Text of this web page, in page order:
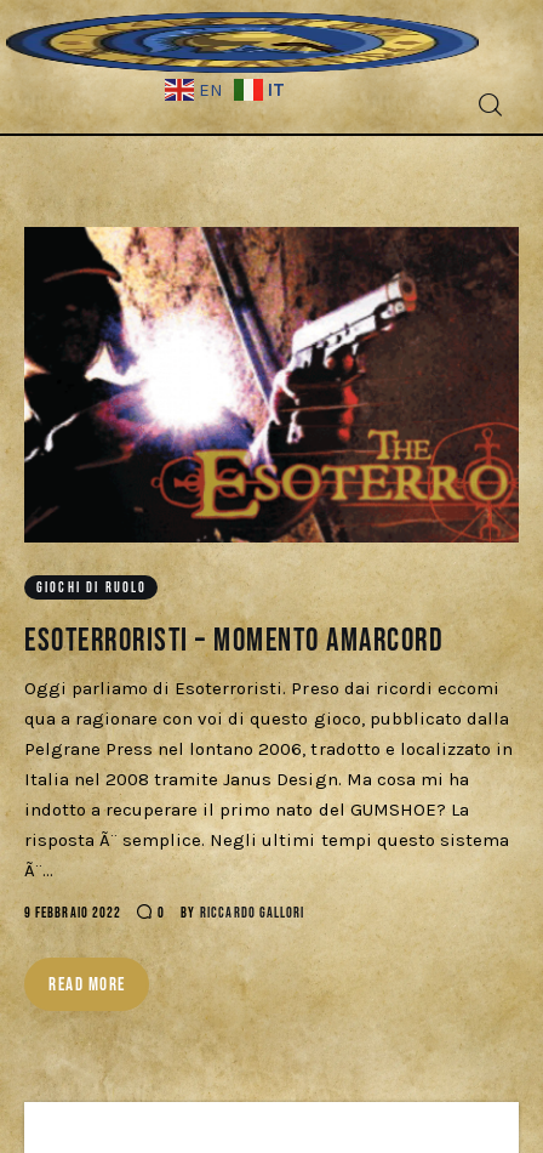
EN IT
Fantascienza
Fantasy
Games
Recensioni
Libri e fumetti
Cercatori
Download
GIOCHI DI RUOLO
Esoterroristi – Momento amarcord
Oggi parliamo di Esoterroristi. Preso dai ricordi eccomi
qua a ragionare con voi di questo gioco, pubblicato dalla
Pelgrane Press nel lontano 2006, tradotto e localizzato in
Italia nel 2008 tramite Janus Design. Ma cosa mi ha
indotto a recuperare il primo nato del GUMSHOE? La
risposta Ã¨ semplice. Negli ultimi tempi questo sistema
Ã¨…
9 FEBBRAIO 2022 0 BY RICCARDO GALLORI
READ MORE